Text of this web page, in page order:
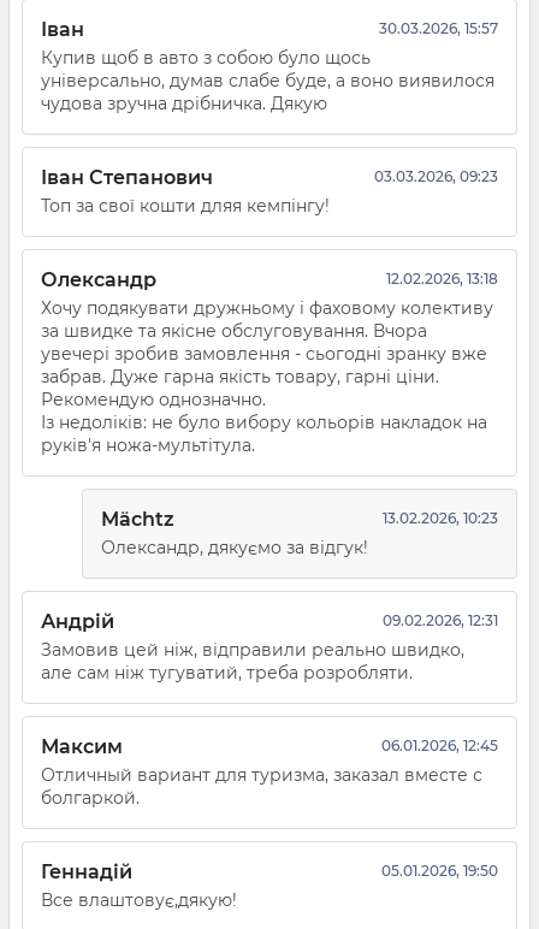
Іван 30.03.2026, 15:57
Купив щоб в авто з собою було щось
універсально, думав слабе буде, а воно виявилося
чудова зручна дрібничка. Дякую
Іван Степанович 03.03.2026, 09:23
Топ за свої кошти дляя кемпінгу!
Олександр 12.02.2026, 13:18
Хочу подякувати дружньому і фаховому колективу
за швидке та якісне обслуговування. Вчора
увечері зробив замовлення - сьогодні зранку вже
забрав. Дуже гарна якість товару, гарні ціни.
Рекомендую однозначно.
Із недоліків: не було вибору кольорів накладок на
руків'я ножа-мультітула.
Mächtz 13.02.2026, 10:23
Олександр, дякуємо за відгук!
Андрій 09.02.2026, 12:31
Замовив цей ніж, відправили реально швидко,
але сам ніж тугуватий, треба розробляти.
Максим 06.01.2026, 12:45
Отличный вариант для туризма, заказал вместе с
болгаркой.
Геннадій 05.01.2026, 19:50
Все влаштовує,дякую!